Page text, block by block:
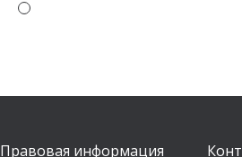
Правовая информация